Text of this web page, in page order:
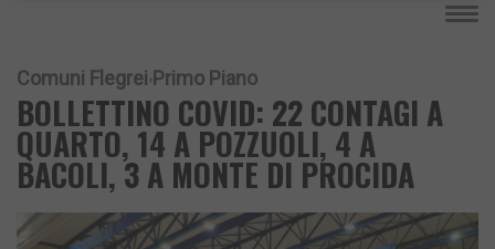
Comuni Flegrei Primo Piano
BOLLETTINO COVID: 22 CONTAGI A
QUARTO, 14 A POZZUOLI, 4 A
BACOLI, 3 A MONTE DI PROCIDA